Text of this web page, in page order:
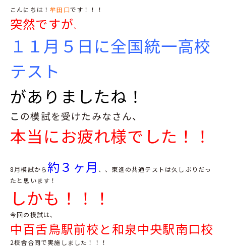
こんにちは！牟田口です！！！
突然ですが、
１１月５日に全国統一高校
テスト
がありましたね！
この模試を受けたみなさん、
本当にお疲れ様でした！！
8月模試から約３ヶ月 、、東進の共通テストは久しぶりだっ
たと思います！
しかも！！！
今回の模試は、
中百舌鳥駅前校と和泉中央駅南口校
2校舎合同で実施しました！！！